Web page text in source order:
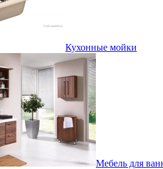
Кухонные мойки
Мебель для